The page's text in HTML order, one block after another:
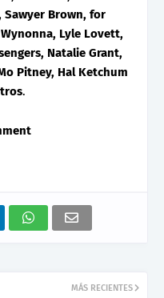
Sawyer Brown, for
Wynonna, Lyle Lovett,
Natalie Grant,
Pitney, Hal Ketchum
.
MÁS RECIENTES